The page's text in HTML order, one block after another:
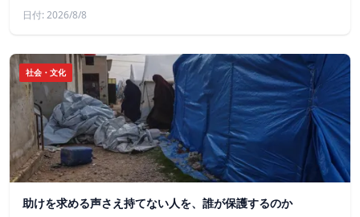
日付: 2026/8/8
社会・文化
助けを求める声さえ持てない人を、誰が保護するのか